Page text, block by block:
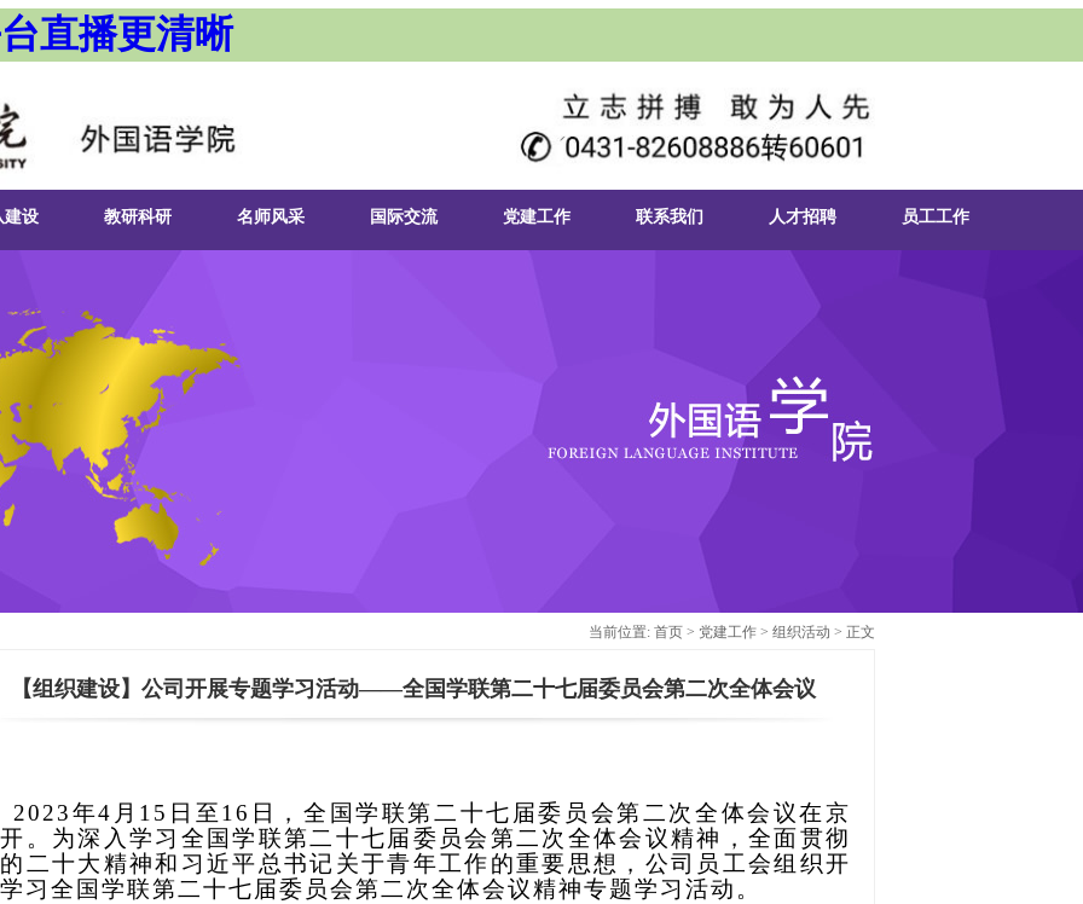
直播更清晰
建设
实训 英语专业实习实训
日语专业实习实训
俄语专业实习实训
朝鲜语专业实习实训
商务英语专业实习实
地
堂 英语专业
日语专业
商务英语专业
教研科研
教材著作
教师获奖
课题研究
名师风采 国际交流 党建工作
二级党校
联系我们
员工活动
人才招聘
考研信息
政策法规
员工工作
当前位置: 首页 > 党建工作 > 组织活动 > 正文
【组织建设】公司开展专题学习活动——全国学联第二十七届委员会第二次全体会议
2023年4月15日至16日，全国学联第二十七届委员会第二次全体会议在京
。为深入学习全国学联第二十七届委员会第二次全体会议精神，全面贯彻
二十大精神和习近平总书记关于青年工作的重要思想，公司员工会组织开
习全国学联第二十七届委员会第二次全体会议精神专题学习活动。